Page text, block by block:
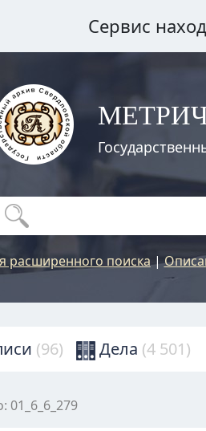
Сервис
расширенного поиска|
(96) Дела (4 501)
01_6_6_279